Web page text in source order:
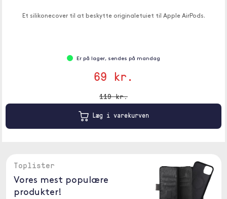
Et silikonecover til at beskytte originaletuiet til Apple AirPods.
Er på lager, sendes på mandag
69 kr.
119 kr.
Læg i varekurven
Toplister
Vores mest populære
produkter!